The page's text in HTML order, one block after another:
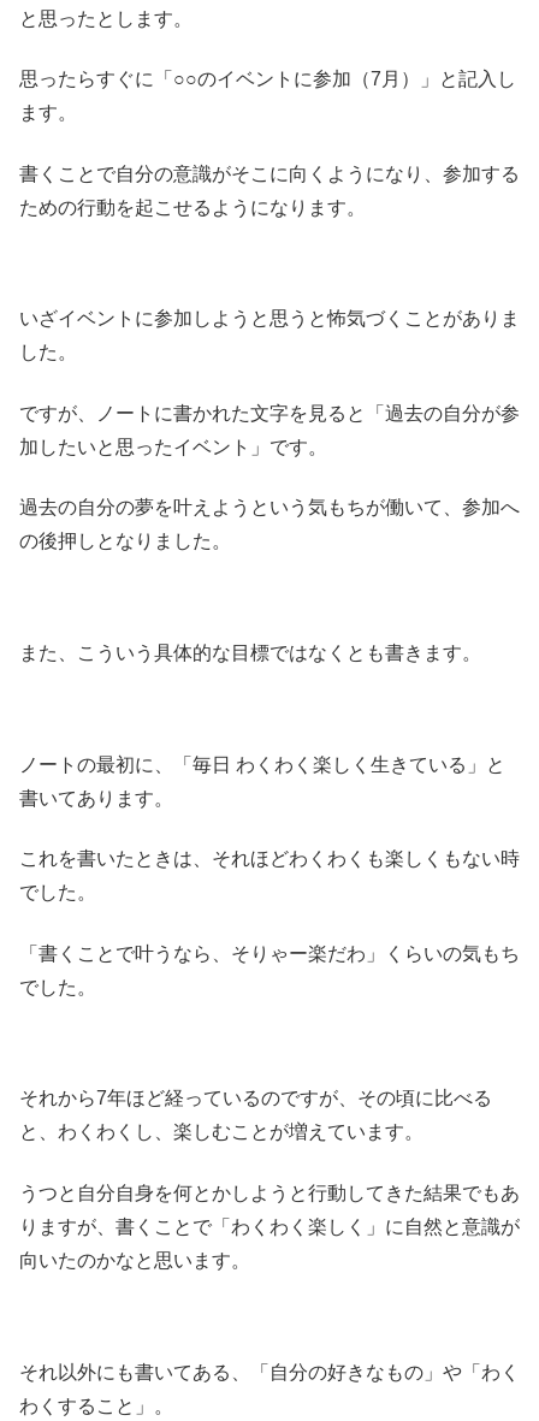
と思ったとします。
思ったらすぐに「○○のイベントに参加（7月）」と記入し
ます。
書くことで自分の意識がそこに向くようになり、参加する
ための行動を起こせるようになります。
いざイベントに参加しようと思うと怖気づくことがありま
した。
ですが、ノートに書かれた文字を見ると「過去の自分が参
加したいと思ったイベント」です。
過去の自分の夢を叶えようという気もちが働いて、参加へ
の後押しとなりました。
また、こういう具体的な目標ではなくとも書きます。
ノートの最初に、「毎日 わくわく楽しく生きている」と
書いてあります。
これを書いたときは、それほどわくわくも楽しくもない時
でした。
「書くことで叶うなら、そりゃー楽だわ」くらいの気もち
でした。
それから7年ほど経っているのですが、その頃に比べる
と、わくわくし、楽しむことが増えています。
うつと自分自身を何とかしようと行動してきた結果でもあ
りますが、書くことで「わくわく楽しく」に自然と意識が
向いたのかなと思います。
それ以外にも書いてある、「自分の好きなもの」や「わく
わくすること」。